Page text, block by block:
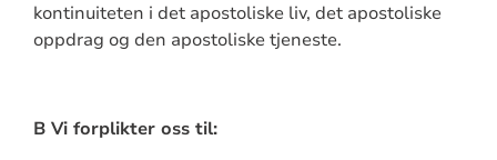
kontinuiteten i det apostoliske liv, det apostoliske
oppdrag og den apostoliske tjeneste.
B Vi forplikter oss til: